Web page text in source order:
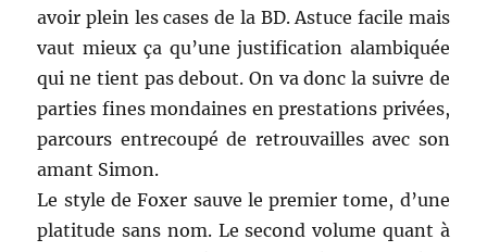
avoir plein les cases de la BD. Astuce facile mais
vaut mieux ça qu’une justification alambiquée
qui ne tient pas debout. On va donc la suivre de
parties fines mondaines en prestations privées,
parcours entrecoupé de retrouvailles avec son
amant Simon.
Le style de Foxer sauve le premier tome, d’une
platitude sans nom. Le second volume quant à